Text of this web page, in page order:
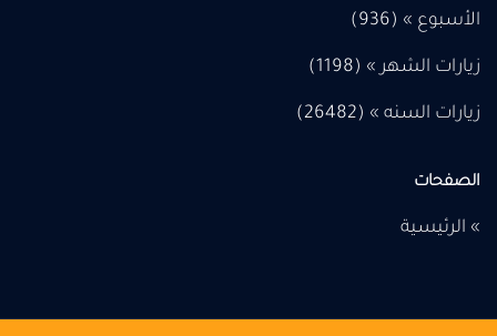
الأسبوع » (936
)
زيارات الشهر » (1198
)
زيارات السنه » (26482
)
الصفحات
» الرئيسية